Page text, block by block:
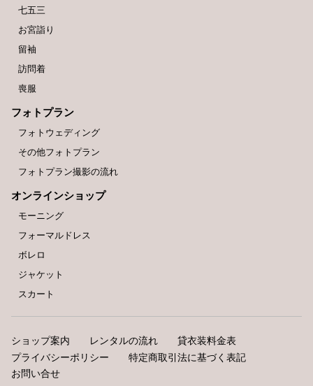
七五三
お宮詣り
留袖
訪問着
喪服
フォトプラン
フォトウェディング
その他フォトプラン
フォトプラン撮影の流れ
オンラインショップ
モーニング
フォーマルドレス
ボレロ
ジャケット
スカート
ショップ案内 レンタルの流れ
貸衣装料金表
プライバシーポリシー
特定商取引法に基づく表記
お問い合せ